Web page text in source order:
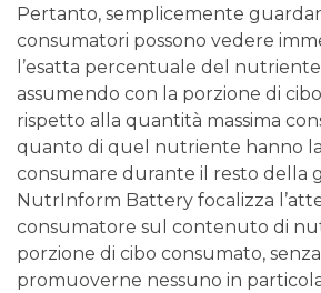
Pertanto, semplicemente
consumatori possono vedere
l’esatta percentuale del
assumendo con la porzione di
rispetto alla quantità massima
quanto di quel nutriente hanno
consumare durante il resto della
NutrInform Battery focalizza
consumatore sul contenuto di
porzione di cibo consumato,
promuoverne nessuno in